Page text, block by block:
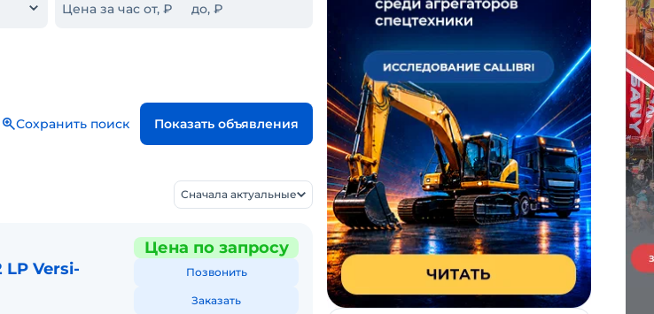
Цена за час от, ₽ до, ₽
Сохранить поиск Показать объявления
Сначала актуальные
LP Versi-
Цена по запросу
Позвонить
Заказать